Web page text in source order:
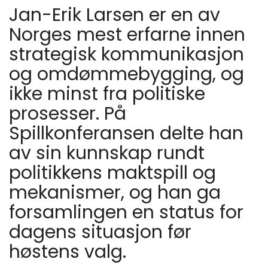
Jan-Erik Larsen er en av
Norges mest erfarne innen
strategisk kommunikasjon
og omdømmebygging, og
ikke minst fra politiske
prosesser. På
Spillkonferansen delte han
av sin kunnskap rundt
politikkens maktspill og
mekanismer, og han ga
forsamlingen en status for
dagens situasjon før
høstens valg.